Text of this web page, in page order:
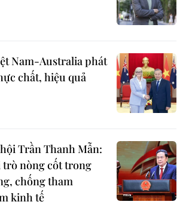
Nam-Australia phát
chất, hiệu quả
Trần Thanh Mẫn:
trò nòng cốt trong
chống tham
kinh tế